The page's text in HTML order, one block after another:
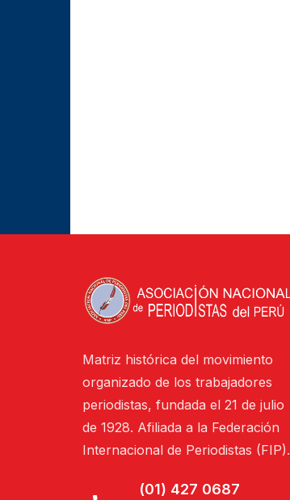
Matriz histórica del movimiento
organizado de los trabajadores
periodistas, fundada el 21 de julio
de 1928. Afiliada a la Federación
Internacional de Periodistas (FIP).
(01) 427 0687